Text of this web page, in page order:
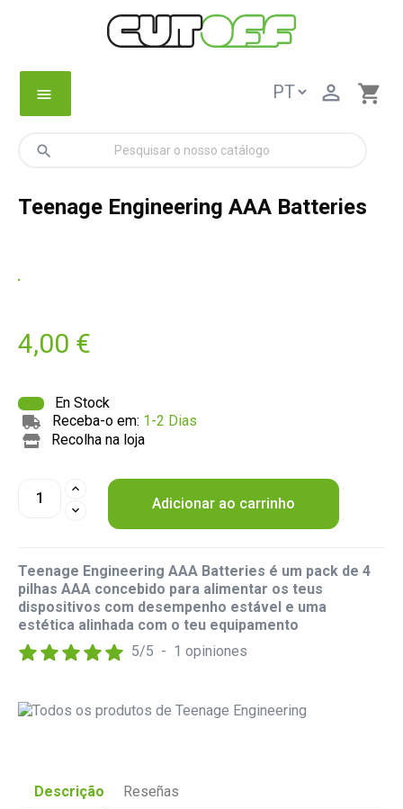
menu shopping_cart

search
Teenage Engineering AAA Batteries
4,00 €
En Stock
Receba-o em: 1-2 Dias
Recolha na loja
Adicionar ao carrinho
Teenage Engineering AAA Batteries é um pack de 4
pilhas AAA concebido para alimentar os teus
dispositivos com desempenho estável e uma
estética alinhada com o teu equipamento
5/5 - 1 opiniones
Descrição Reseñas